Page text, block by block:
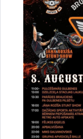
Pieteikumu
iesniegšanas
vieta un laiks